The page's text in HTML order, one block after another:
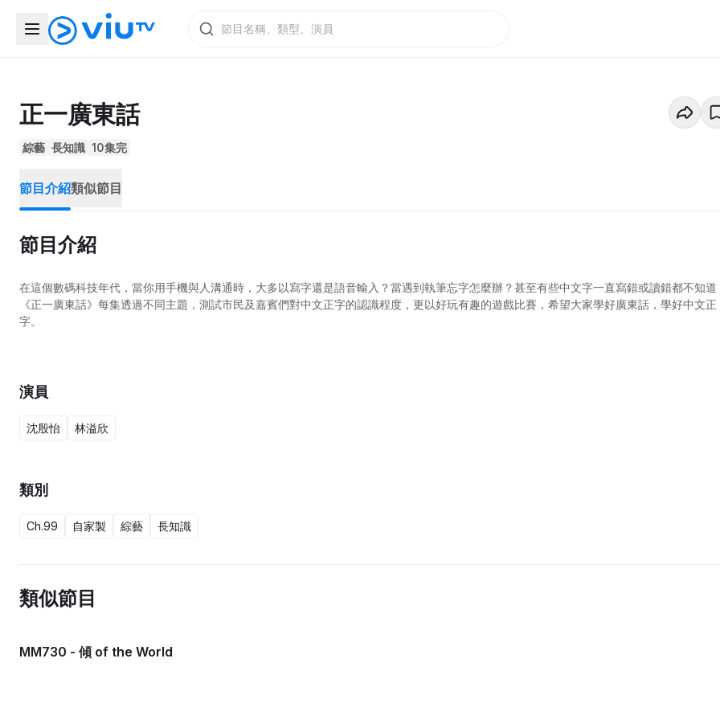
正一廣東話
綜藝 長知識 10集完
節目介紹類似節目
節目介紹
在這個數碼科技年代，當你用手機與人溝通時，大多以寫字還是語音輸入？當遇到執筆忘字怎麼辦？甚至有些中文字一直寫錯或讀錯都不知道
《正一廣東話》每集透過不同主題，測試市民及嘉賓們對中文正字的認識程度，更以好玩有趣的遊戲比賽，希望大家學好廣東話，學好中文正
字。
演員
沈殷怡 林溢欣
類別
Ch.99 自家製 綜藝 長知識
類似節目
MM730 - 傾 of the World